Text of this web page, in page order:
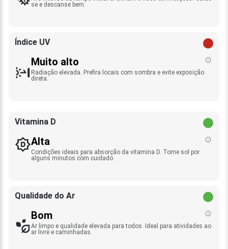
se e descanse bem.
Índice UV
Muito alto
Radiação elevada. Prefira locais com sombra e evite exposição
direta.
Vitamina D
Alta
Condições ideais para absorção da vitamina D. Tome sol por
alguns minutos com cuidado.
Qualidade do Ar
Bom
Ar limpo e qualidade elevada para todos. Ideal para atividades ao
ar livre e caminhadas.